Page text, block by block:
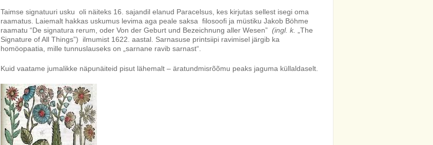
Taimse signatuuri usku oli näiteks 16. sajandil elanud Paracelsus, kes kirjutas sellest isegi oma
raamatus. Laiemalt hakkas uskumus levima aga peale saksa filosoofi ja müstiku Jakob Böhme
raamatu “De signatura rerum , oder Von der Geburtund Bezeichnung aller Wesen” (ingl. k.
„The
Signature of All Things”) ilmumist 1622. aastal. Sarnasuse printsiipi ravimisel järgib ka
homöopaatia, mille tunnuslauseks on „sarnane ravib sarnast“.
Kuid vaatame jumalikke näpunäiteid pisut lähemalt – äratundmisrõõmu peaks jaguma küllaldaselt.